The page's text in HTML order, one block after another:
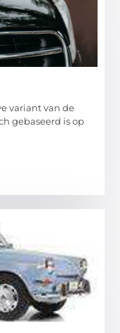
variant van de
gebaseerd is op